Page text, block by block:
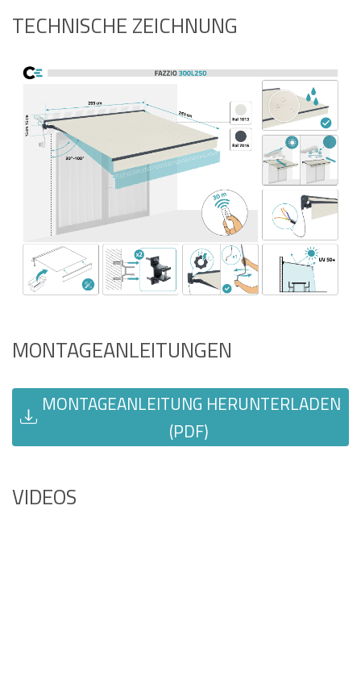
TECHNISCHE ZEICHNUNG
MONTAGEANLEITUNGEN
MONTAGEANLEITUNG HERUNTERLADEN
(PDF)
VIDEOS